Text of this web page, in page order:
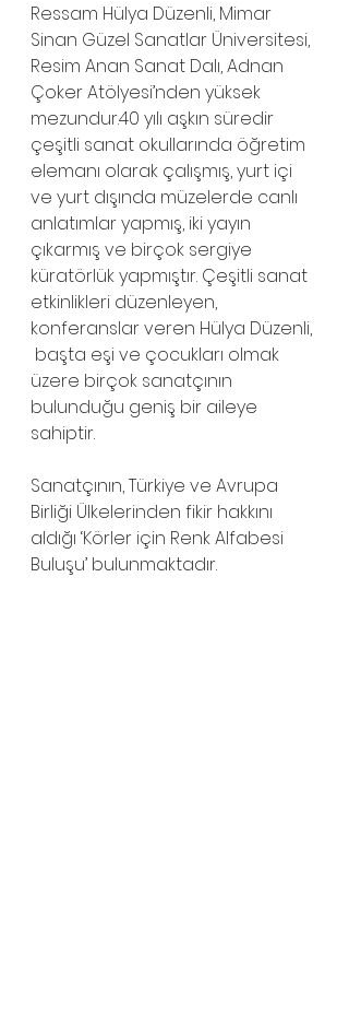
Ressam Hülya Düzenli, Mimar
Sinan Güzel Sanatlar Üniversitesi,
Resim Anan Sanat Dalı, Adnan
Çoker Atölyesi’nden yüksek
mezundur.40 yılı aşkın süredir
çeşitli sanat okullarında öğretim
elemanı olarak çalışmış, yurt içi
ve yurt dışında müzelerde canlı
anlatımlar yapmış, iki yayın
çıkarmış ve birçok sergiye
küratörlük yapmıştır. Çeşitli sanat
etkinlikleri düzenleyen,
konferanslar veren Hülya Düzenli,
başta eşi ve çocukları olmak
üzere birçok sanatçının
bulunduğu geniş bir aileye
sahiptir.
Sanatçının, Türkiye ve Avrupa
Birliği Ülkelerinden fikir hakkını
aldığı ‘Körler için Renk Alfabesi
Buluşu’ bulunmaktadır.